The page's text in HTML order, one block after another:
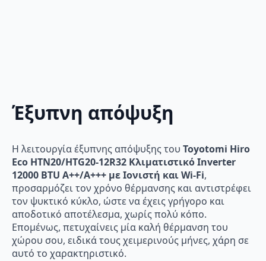
Έξυπνη απόψυξη
Η λειτουργία έξυπνης απόψυξης του Toyotomi Hiro
Eco HTN20/HTG20-12R32 Κλιματιστικό Inverter
12000 BTU A++/A+++ με Ιονιστή και Wi-Fi,
προσαρμόζει τον χρόνο θέρμανσης και αντιστρέφει
τον ψυκτικό κύκλο, ώστε να έχεις γρήγορο και
αποδοτικό αποτέλεσμα, χωρίς πολύ κόπο.
Επομένως, πετυχαίνεις μία καλή θέρμανση του
χώρου σου, ειδικά τους χειμερινούς μήνες, χάρη σε
αυτό το χαρακτηριστικό.